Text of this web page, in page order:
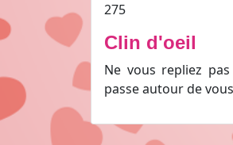
275
Clin d'oeil
Ne vous repliez
passe autour de